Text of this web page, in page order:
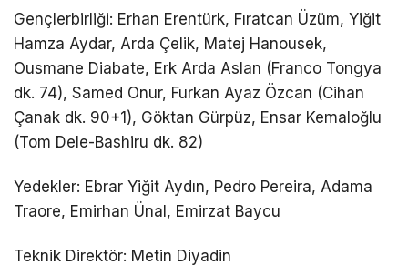
Gençlerbirliği: Erhan Erentürk, Fıratcan Üzüm, Yiğit
Hamza Aydar, Arda Çelik, Matej Hanousek,
Ousmane Diabate, Erk Arda Aslan (Franco Tongya
dk. 74), Samed Onur, Furkan Ayaz Özcan (Cihan
Çanak dk. 90+1), Göktan Gürpüz, Ensar Kemaloğlu
(Tom Dele-Bashiru dk. 82)
Yedekler: Ebrar Yiğit Aydın, Pedro Pereira, Adama
Traore, Emirhan Ünal, Emirzat Baycu
Teknik Direktör: Metin Diyadin